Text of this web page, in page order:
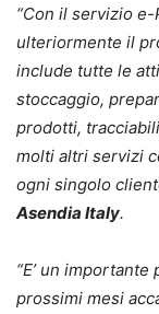
“Con il servizio
ulteriormente il
include tutte le
stoccaggio,
prodotti,
molti altri servizi
ogni singolo
Asendia Italy.
“E’ un
prossimi mesi